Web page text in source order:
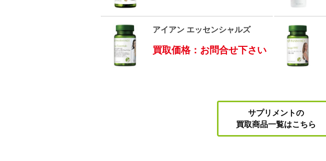
アイアン エッセンシャルズ
買取価格：お問合せ下さい
サプリメントの
買取商品一覧はこちら